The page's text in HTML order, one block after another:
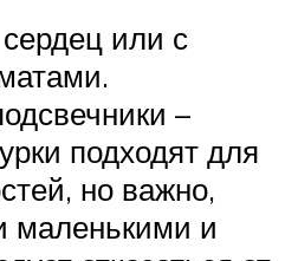
или с
–
подходят для
но важно,
маленькими и